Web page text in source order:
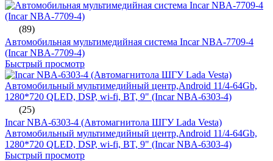
(89)
Автомобильная мультимедийная система Incar NBA-7709-4
(Incar NBA-7709-4)
Быстрый просмотр
(25)
Incar NBA-6303-4 (Автомагнитола ШГУ Lada Vesta)
Автомобильный мультимедийный центр,Android 11/4-64Gb,
1280*720 QLED, DSP, wi-fi, BT, 9" (Incar NBA-6303-4)
Быстрый просмотр